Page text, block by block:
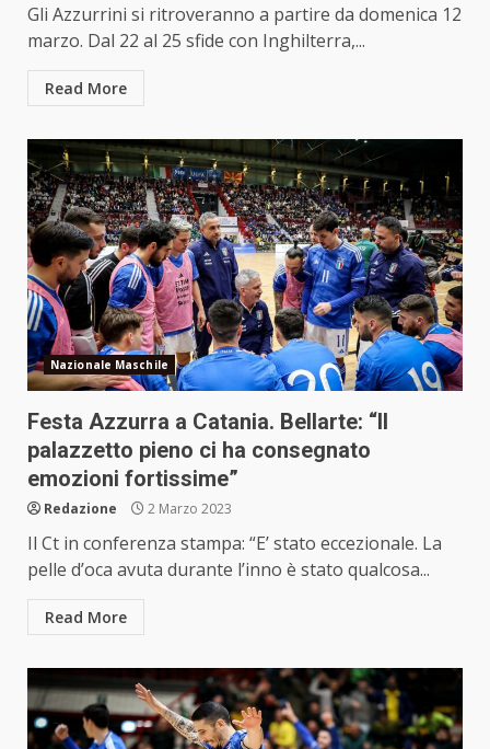
Gli Azzurrini si ritroveranno a partire da domenica 12
marzo. Dal 22 al 25 sfide con Inghilterra,...
Read More
Nazionale Maschile
Festa Azzurra a Catania. Bellarte: “Il
palazzetto pieno ci ha consegnato
emozioni fortissime”
Redazione 2 Marzo 2023
Il Ct in conferenza stampa: “E’ stato eccezionale. La
pelle d’oca avuta durante l’inno è stato qualcosa...
Read More